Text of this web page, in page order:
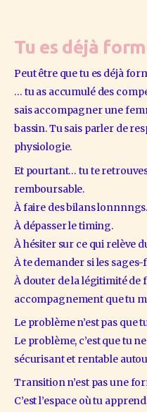
Tu es déjà
Peut être que tu es déjà
… tu as accumulé des
sais accompagner une
bassin. Tu sais parler de
physiologie.
Et pourtant… tu te
remboursable.
À faire des bilans lonnnngs.
À dépasser le timing.
À hésiter sur ce qui relève
À te demander si les
À douter de la légitimité de
accompagnement que tu
Le problème n’est pas que
Le problème, c’est que tu
sécurisant et rentable
Transition n’est pas une
C’est l’espace où tu